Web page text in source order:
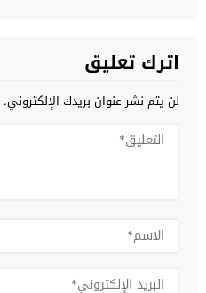
اترك تعليق
لن يتم نشر عنوان بريدك الإلكتروني.